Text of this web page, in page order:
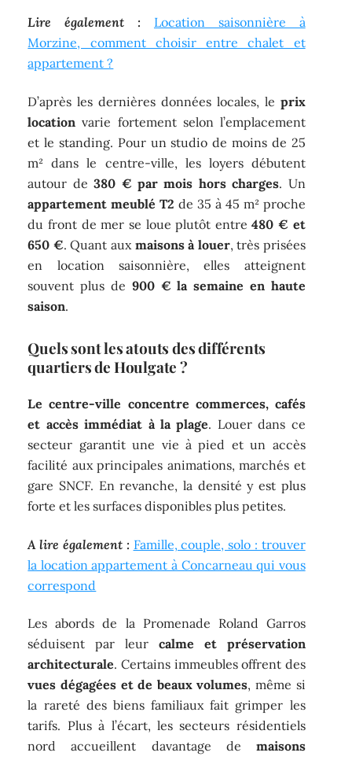
Lire également :
Location saisonnière à
Morzine, comment choisir entre chalet et
appartement ?
D’après les dernières données locales, le prix
location varie fortement selon l’emplacement
et le standing. Pour un studio de moins de 25
m² dans le centre-ville, les loyers débutent
autour de380 € par mois hors charges. Un
appartement meublé T2 de 35 à 45 m² proche
du front de mer se loue plutôt entre480 € et
650 €. Quant aux maisons à louer, très prisées
en location saisonnière, elles atteignent
souvent plus de 900 € la semaine en haute
saison.
Quels sont les atouts des différents
quartiers de Houlgate ?
Le centre-ville concentre commerces, cafés
et accès immédiat à la plage. Louer dans ce
secteur garantit une vie à pied et un accès
facilité aux principales animations, marchés et
gare SNCF. En revanche, la densité y est plus
forte et les surfaces disponibles plus petites.
A lire également : Famille, couple, solo : trouver
la location appartement à Concarneau qui vous
correspond
Les abords de la Promenade Roland Garros
séduisent par leur calme et préservation
architecturale. Certains immeubles offrent des
vues dégagées et de beaux volumes, même si
la rareté des biens familiaux fait grimper les
tarifs. Plus à l’écart, les secteurs résidentiels
nord accueillent davantage de maisons